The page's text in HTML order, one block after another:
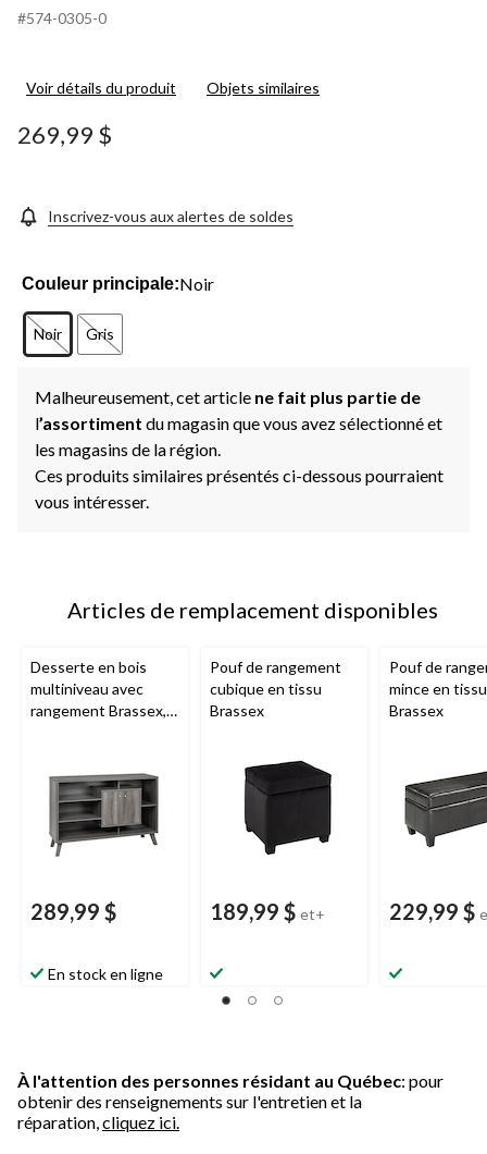
#574-0305-0
Voir détails du produit Objets similaires
269,99 $
Inscrivez-vous aux alertes de soldes
Couleur principale:Noir
Noir Gris
Malheureusement, cet article ne fait plus partie de
l’assortiment du magasin que vous avez sélectionné et
les magasins de la région.
Ces produits similaires présentés ci-dessous pourraient
vous intéresser.
Articles de remplacement disponibles
Desserte en bois
multiniveau avec
rangement Brassex,
289,99 $
En stock en ligne
Pouf de rangement
cubique en tissu
Brassex
189,99 $ et+
Pouf de
mince en tissu
Brassex
229,99 $
À l'attention des personnes résidant au Québec: pour
obtenir des renseignements sur l'entretien et la
réparation, cliquez ici.